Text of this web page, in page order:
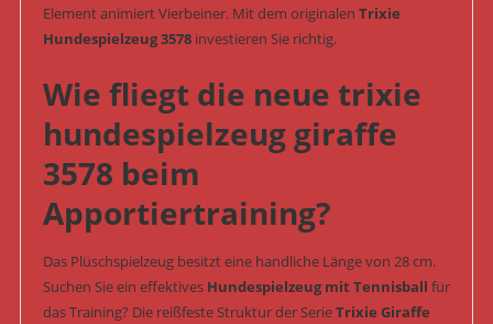
Element animiert Vierbeiner. Mit dem originalen Trixie
Hundespielzeug 3578investieren Sie richtig.
Wie fliegt die neue trixie
hundespielzeug giraffe
3578 beim
Apportiertraining?
Das Plüschspielzeug besitzt eine handliche Länge von 28 cm.
Suchen Sie ein effektives Hundespielzeug mit Tennisball für
das Training? Die reißfeste Struktur der SerieTrixie Giraffe